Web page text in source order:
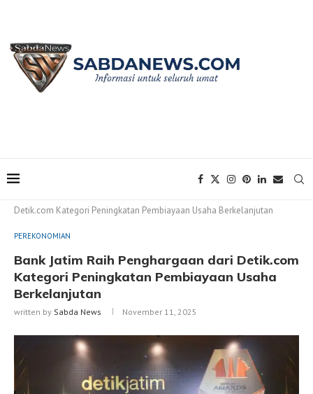
Detik.com Kategori Peningkatan Pembiayaan Usaha Berkelanjutan
PEREKONOMIAN
Bank Jatim Raih Penghargaan dari Detik.com
Kategori Peningkatan Pembiayaan Usaha
Berkelanjutan
written by Sabda News November 11, 2025